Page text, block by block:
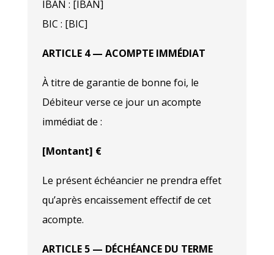
IBAN : [IBAN]
BIC : [BIC]
ARTICLE 4 — ACOMPTE IMMÉDIAT
À titre de garantie de bonne foi, le
Débiteur verse ce jour un acompte
immédiat de :
[Montant] €
Le présent échéancier ne prendra effet
qu’après encaissement effectif de cet
acompte.
ARTICLE 5 — DÉCHÉANCE DU TERME